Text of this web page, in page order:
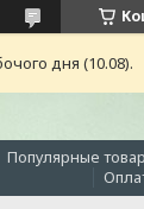
дня (10.08).
Популярные